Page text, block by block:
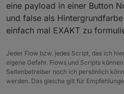
eine payload in einer Button
und false als
einfach mal EXAKT zu
Jeder Flow bzw. jedes Script, das ich
eigene Gefahr. Flows und Scripts
Seitenbetreiber noch ich persönlich
werden. Das gleiche gilt für